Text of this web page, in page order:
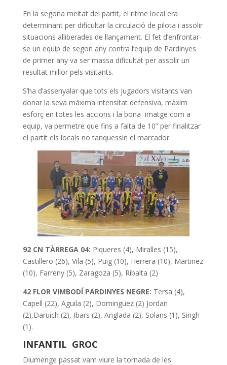
En la segona meitat del partit, el ritme local era
determinant per dificultar la circulació de pilota i assolir
situacions alliberades de llançament. El fet d’enfrontar-
se un equip de segon any contra l’equip de Pardinyes
de primer any va ser massa dificultat per assolir un
resultat millor pels visitants.
S’ha d’assenyalar que tots els jugadors visitants van
donar la seva màxima intensitat defensiva, màxim
esforç en totes les accions i la bona imatge com a
equip, va permetre que fins a falta de 10” per finalitzar
el partit els locals no tanquessin el marcador.
92 CN TÀRREGA 04: Piqueres (4), Miralles (15),
Castillero (26), Vila (5), Puig (10), Herrera (10), Martinez
(10), Farreny (5), Zaragoza (5), Ribalta (2)
42 FLOR VIMBODÍ PARDINYES NEGRE: Tersa (4),
Capell (22), Aguila (2), Dominguez (2) Jordan
(2),Daruich (2), Ibars (2), Anglada (2), Solans (1), Singh
(1).
INFANTIL GROC
Diumenge passat vam viure la tornada de les